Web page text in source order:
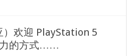
）欢迎 PlayStation 5
力的方式……